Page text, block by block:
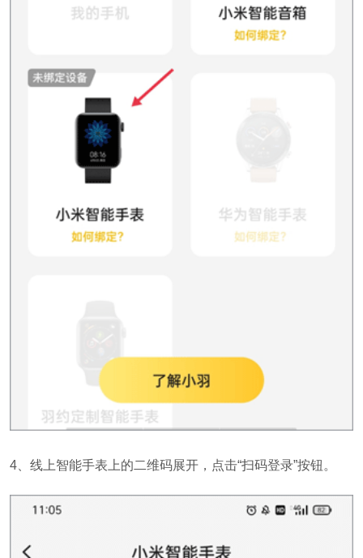
4、线上智能手表上的二维码展开，点击“扫码登录”按钮。